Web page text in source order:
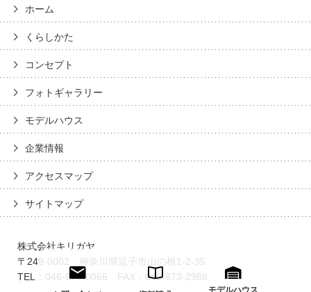
ホーム
くらしかた
コンセプト
フォトギャラリー
モデルハウス
企業情報
アクセスマップ
サイトマップ
株式会社キリガヤ
〒249-0002 神奈川県逗子市山の根1-2-35
TEL：046-873-0066 FAX：046-873-2988
モデルハウス